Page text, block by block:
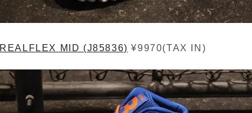
REALFLEX MID (J85836) ¥9970(TAX IN)